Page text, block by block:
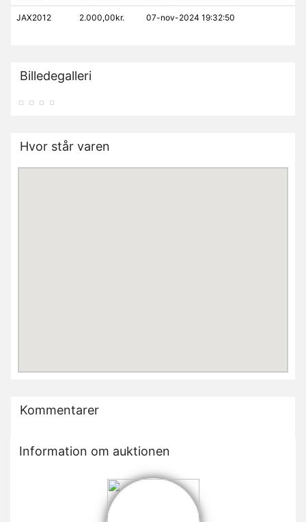
JAX2012 2.000,00kr. 07-nov-2024 19:32:50
Billedegalleri
Hvor står varen
Kommentarer
Information om auktionen